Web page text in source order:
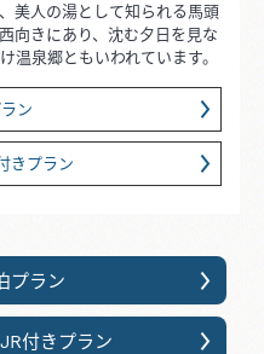
美人の湯として知られる馬頭
向きにあり、沈む夕日を見な
温泉郷ともいわれています。
ン
きプラン
プラン
付きプラン